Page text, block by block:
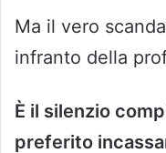
Ma il vero
infranto della
È il silenzio
preferito